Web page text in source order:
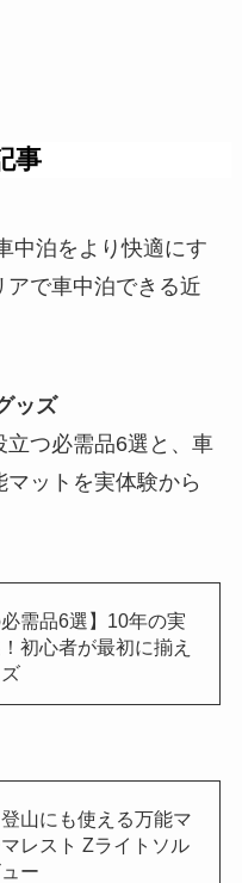
事
中泊をより快適にす
アで車中泊できる近
ッズ
立つ必需品6選と、車
ットを実体験から
必需品6選】10年の実
初心者が最初に揃え
山にも使える万能マ
レスト Zライトソル
ー